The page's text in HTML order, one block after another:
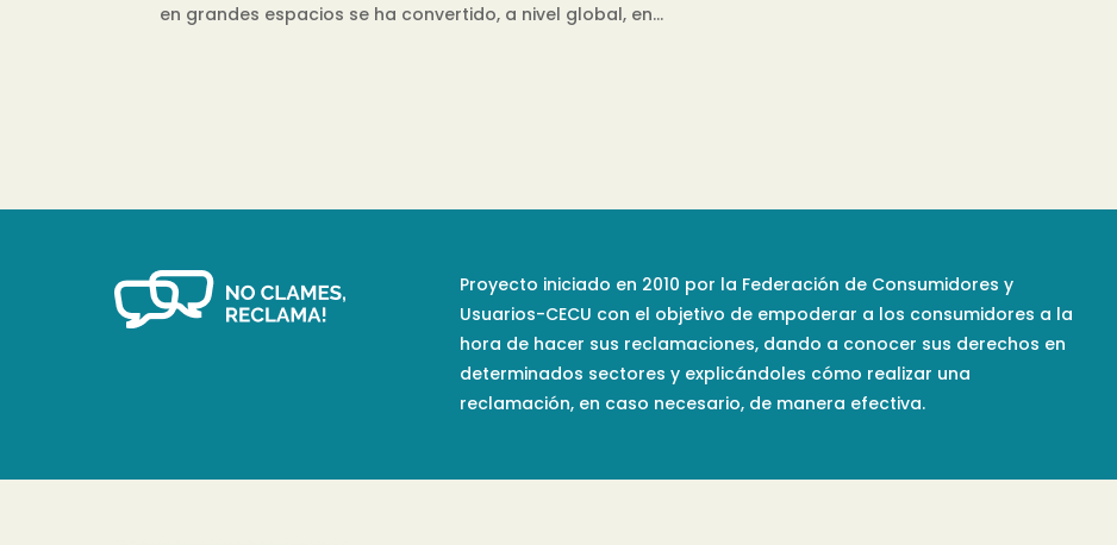
en grandes espacios se ha convertido, a nivel global, en...
Proyecto iniciado en 2010 por la Federación de Consumidores y
Usuarios-CECU con el objetivo de empoderar a los consumidores a la
hora de hacer sus reclamaciones, dando a conocer sus derechos en
determinados sectores y explicándoles cómo realizar una
reclamación, en caso necesario, de manera efectiva.